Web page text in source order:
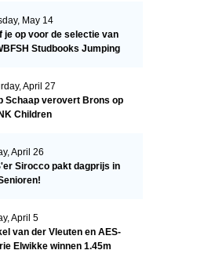
May 14
je op voor de selectie van
Studbooks Jumping
April 27
Schaap verovert Brons op
Children
April 26
Sirocco pakt dagprijs in
April 5
van der Vleuten en AES-
Elwikke winnen 1.45m